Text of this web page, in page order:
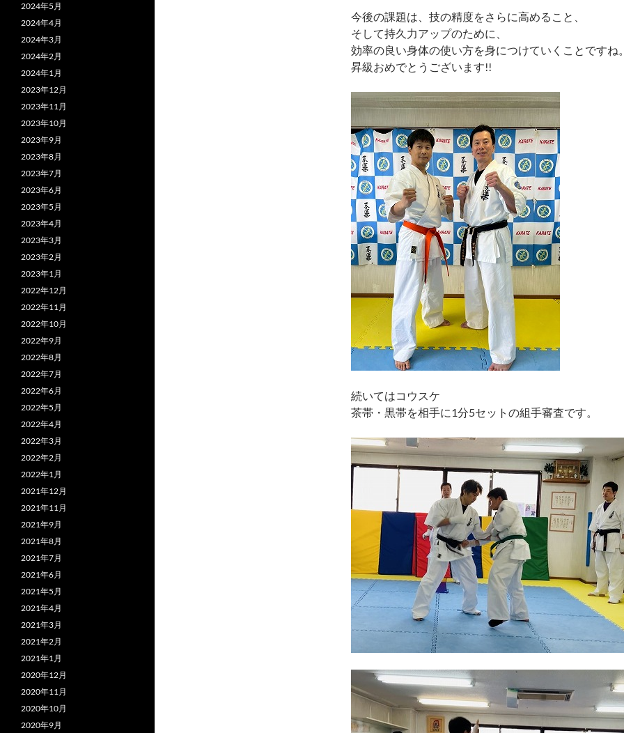
今後の課題は、技の精度をさらに高めること、
そして持久力アップのために、
効率の良い身体の使い方を身につけていくことですね
昇級おめでとうございます!!
続いてはコウスケ
茶帯・黒帯を相手に1分5セットの組手審査です。
2024年5月
2024年4月
2024年3月
2024年2月
2024年1月
2023年12月
2023年11月
2023年10月
2023年9月
2023年8月
2023年7月
2023年6月
2023年5月
2023年4月
2023年3月
2023年2月
2023年1月
2022年12月
2022年11月
2022年10月
2022年9月
2022年8月
2022年7月
2022年6月
2022年5月
2022年4月
2022年3月
2022年2月
2022年1月
2021年12月
2021年11月
2021年9月
2021年8月
2021年7月
2021年6月
2021年5月
2021年4月
2021年3月
2021年2月
2021年1月
2020年12月
2020年11月
2020年10月
2020年9月